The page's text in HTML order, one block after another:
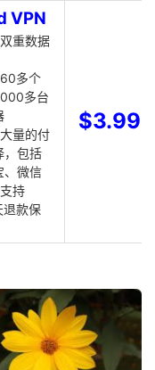
VPN
重数据
多个
多台
量的付
，包括
、微信
持
款保
$3.99